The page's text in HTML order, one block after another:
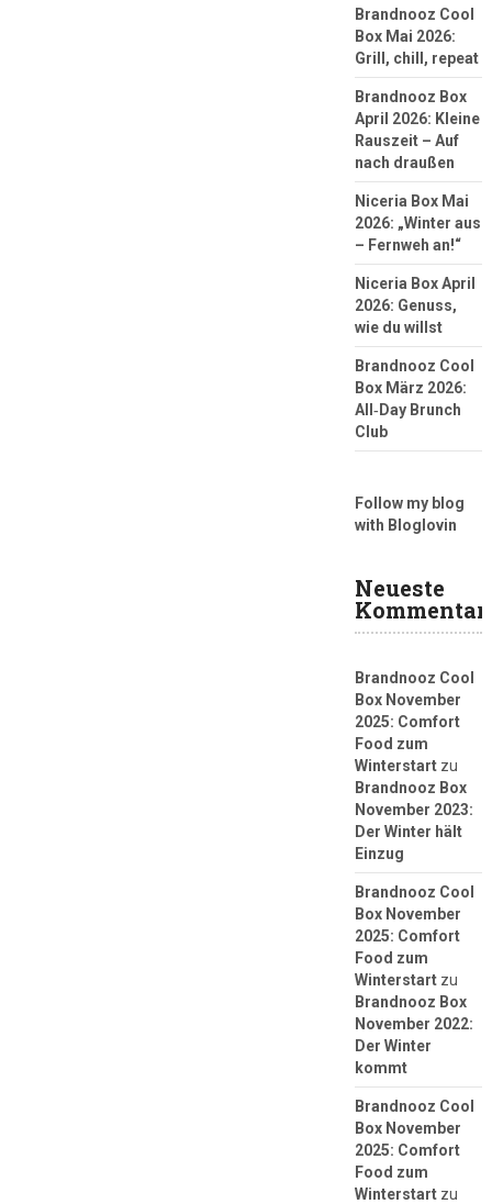
Brandnooz Cool
Box Mai 2026:
Grill, chill, repeat
Brandnooz Box
April 2026: Kleine
Rauszeit – Auf
nach draußen
Niceria Box Mai
2026: „Winter aus
– Fernweh an!“
Niceria Box April
2026: Genuss,
wie du willst
Brandnooz Cool
Box März 2026:
All‑Day Brunch
Club
Follow my blog
with Bloglovin
Neueste
Brandnooz Cool
Box November
2025: Comfort
Food zum
Winterstartzu
Brandnooz Box
November 2023:
Der Winter hält
Einzug
Brandnooz Cool
Box November
2025: Comfort
Food zum
Winterstartzu
Brandnooz Box
November 2022:
Der Winter
kommt
Brandnooz Cool
Box November
2025: Comfort
Food zum
Winterstartzu